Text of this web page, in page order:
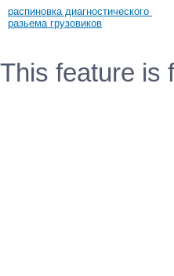
распиновка диагностического
разьема грузовиков
This feature is